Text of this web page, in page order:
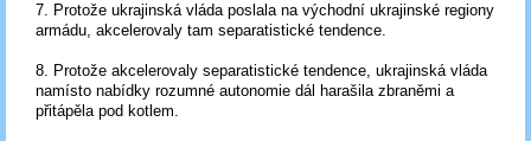
7. Protože ukrajinská vláda poslala na východní ukrajinské regiony
armádu, akcelerovaly tam separatistické tendence.
8. Protože akcelerovaly separatistické tendence, ukrajinská vláda
namísto nabídky rozumné autonomie dál harašila zbraněmi a
přitápěla pod kotlem.